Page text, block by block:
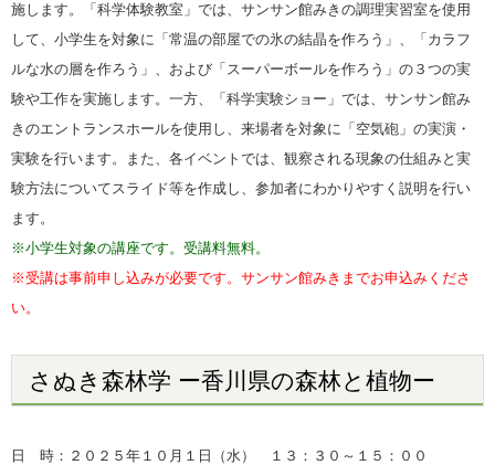
施します。「科学体験教室」では、サンサン館みきの調理実習室を使用
して、小学生を対象に「常温の部屋での氷の結晶を作ろう」、「カラフ
ルな水の層を作ろう」、および「スーパーボールを作ろう」の３つの実
験や工作を実施します。一方、「科学実験ショー」では、サンサン館み
きのエントランスホールを使用し、来場者を対象に「空気砲」の実演・
実験を行います。また、各イベントでは、観察される現象の仕組みと実
験方法についてスライド等を作成し、参加者にわかりやすく説明を行い
ます。
※小学生対象の講座です。受講料無料。
※受講は事前申し込みが必要です。サンサン館みきまでお申込みくださ
い。
さぬき森林学 ー香川県の森林と植物ー
日 時：２０２５年１０月１日（水） １３：３０～１５：０ ０